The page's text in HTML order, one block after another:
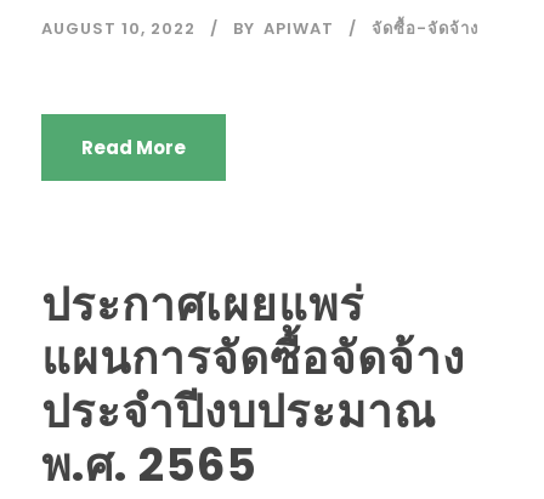
AUGUST 10, 2022 BY APIWAT จัดซื้อ-จัดจ้าง
Read More
ประกาศเผยแพร่
แผนการจัดซื้อจัดจ้าง
ประจำปีงบประมาณ
พ.ศ. 2565